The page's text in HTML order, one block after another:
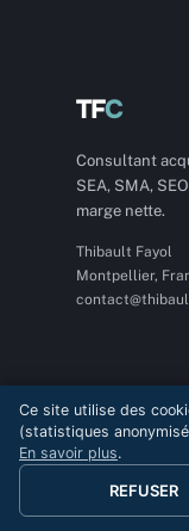
TFC
Consultant
SEA, SMA,
marge nette.
Thibault Fayol
Montpellier,
Consultant
Google Ads
Audit Google
Ce site utilise des
(statistiques
En savoir plus.
REFUSER